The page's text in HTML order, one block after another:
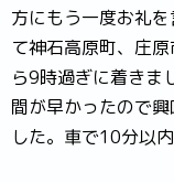
方にもう一度お礼
て神石高原町、庄
ら9時過ぎに着きま
間が早かったので
した。車で10分以